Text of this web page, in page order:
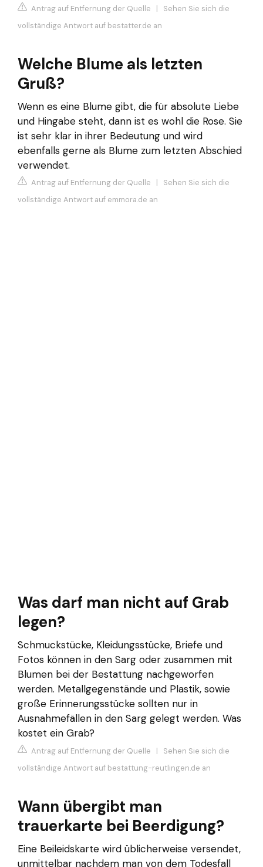
Antrag auf Entfernung der Quelle | Sehen Sie sich die
vollständige Antwort auf bestatter.de an
Welche Blume als letzten
Gruß?
Wenn es eine Blume gibt, die für absolute Liebe
und Hingabe steht, dann ist es wohl die Rose. Sie
ist sehr klar in ihrer Bedeutung und wird
ebenfalls gerne als Blume zum letzten Abschied
verwendet.
Antrag auf Entfernung der Quelle | Sehen Sie sich die
vollständige Antwort auf emmora.de an
Was darf man nicht auf Grab
legen?
Schmuckstücke, Kleidungsstücke, Briefe und
Fotos können in den Sarg oder zusammen mit
Blumen bei der Bestattung nachgeworfen
werden. Metallgegenstände und Plastik, sowie
große Erinnerungsstücke sollten nur in
Ausnahmefällen in den Sarg gelegt werden. Was
kostet ein Grab?
Antrag auf Entfernung der Quelle | Sehen Sie sich die
vollständige Antwort auf bestattung-reutlingen.de an
Wann übergibt man
trauerkarte bei Beerdigung?
Eine Beileidskarte wird üblicherweise versendet,
unmittelbar nachdem man von dem Todesfall